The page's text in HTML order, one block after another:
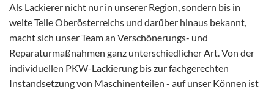
Als Lackierer nicht nur in unserer Region, sondern bis in
weite Teile Oberösterreichs und darüber hinaus bekannt,
macht sich unser Team an Verschönerungs- und
Reparaturmaßnahmen ganz unterschiedlicher Art. Von der
individuellen PKW-Lackierung bis zur fachgerechten
Instandsetzung von Maschinenteilen - auf unser Können ist